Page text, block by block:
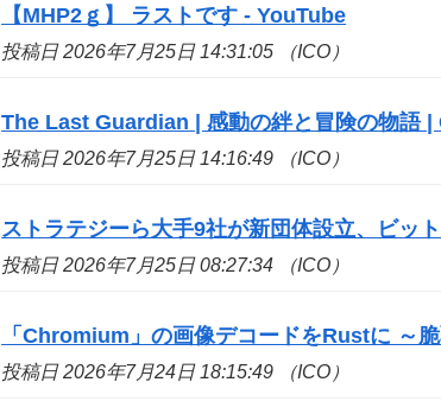
【MHP2ｇ】 ラストです - YouTube
投稿日 2026年7月25日 14:31:05 （ICO）
The Last Guardian | 感動の絆と冒険の物語 |
投稿日 2026年7月25日 14:16:49 （ICO）
ストラテジーら大手9社が新団体設立、ビッ
投稿日 2026年7月25日 08:27:34 （ICO）
「Chromium」の画像デコードをRustに ～
投稿日 2026年7月24日 18:15:49 （ICO）